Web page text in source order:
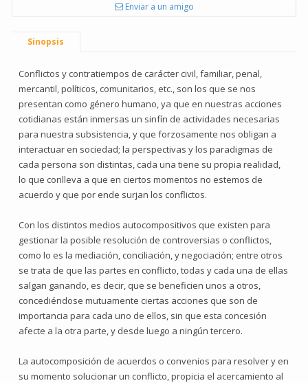
Enviar a un amigo
Sinopsis
Conflictos y contratiempos de carácter civil, familiar, penal,
mercantil, políticos, comunitarios, etc., son los que se nos
presentan como género humano, ya que en nuestras acciones
cotidianas están inmersas un sinfín de actividades necesarias
para nuestra subsistencia, y que forzosamente nos obligan a
interactuar en sociedad; la perspectivas y los paradigmas de
cada persona son distintas, cada una tiene su propia realidad,
lo que conlleva a que en ciertos momentos no estemos de
acuerdo y que por ende surjan los conflictos.
Con los distintos medios autocompositivos que existen para
gestionar la posible resolución de controversias o conflictos,
como lo es la mediación, conciliación, y negociación; entre otros
se trata de que las partes en conflicto, todas y cada una de ellas
salgan ganando, es decir, que se beneficien unos a otros,
concediéndose mutuamente ciertas acciones que son de
importancia para cada uno de ellos, sin que esta concesión
afecte a la otra parte, y desde luego a ningún tercero.
La autocomposición de acuerdos o convenios para resolver y en
su momento solucionar un conflicto, propicia el acercamiento al